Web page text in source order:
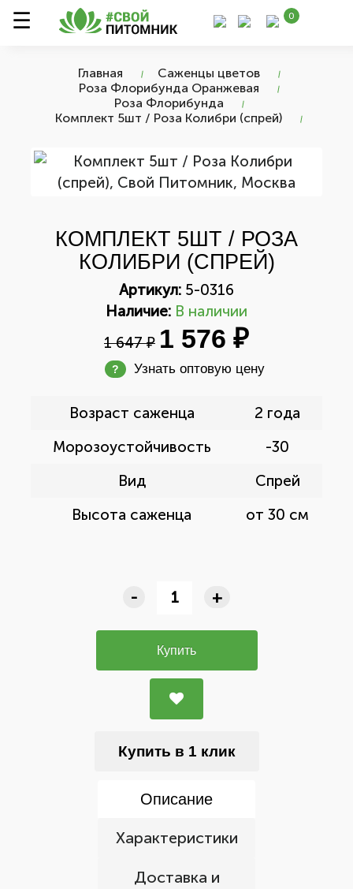
0
Главная
Саженцы цветов
Роза Флорибунда Оранжевая
Роза Флорибунда
Комплект 5шт / Роза Колибри (спрей)
КОМПЛЕКТ 5ШТ / РОЗА
КОЛИБРИ (СПРЕЙ)
Артикул: 5-0316
Наличие: В наличии
1 647 ₽ 1 576 ₽
? Узнать оптовую цену
Возраст саженца
2 года
Морозоустойчивость
-30
Вид
Спрей
Высота саженца
от 30 см
- +
Купить
Купить в 1 клик
Описание
Характеристики
Доставка и